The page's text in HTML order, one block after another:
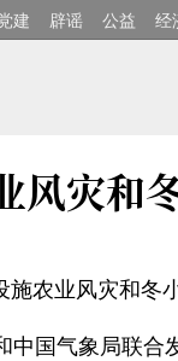
建 辟谣 公益 经
风灾和
施农业风灾和冬
中国气象局联合